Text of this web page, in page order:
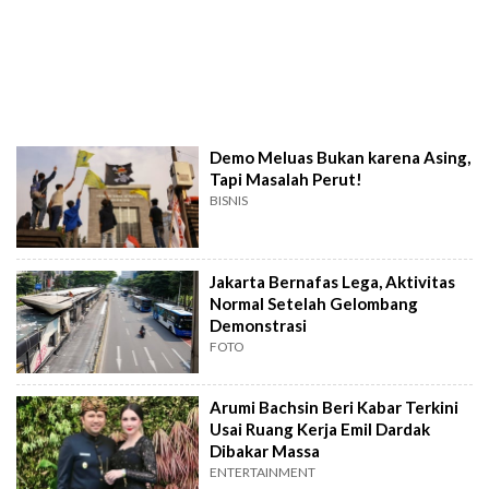
Demo Meluas Bukan karena Asing,
Tapi Masalah Perut!
BISNIS
Jakarta Bernafas Lega, Aktivitas
Normal Setelah Gelombang
Demonstrasi
FOTO
Arumi Bachsin Beri Kabar Terkini
Usai Ruang Kerja Emil Dardak
Dibakar Massa
ENTERTAINMENT